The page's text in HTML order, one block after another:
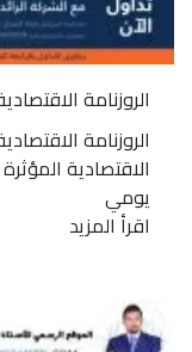
الروزنامة
الروزنامة
الاقتصادية
يومي
اقرأ المزيد